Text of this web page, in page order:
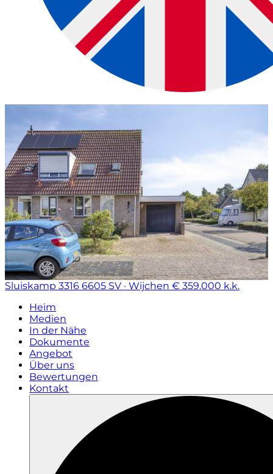
Sluiskamp 3316 6605 SV · Wijchen € 359.000 k.k.
Heim
Medien
In der Nähe
Dokumente
Angebot
Über uns
Bewertungen
Kontakt